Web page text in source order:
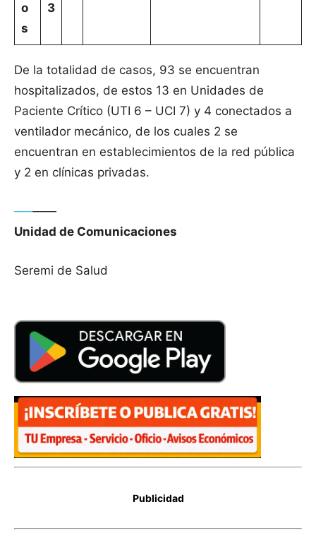
o
s
3
De la totalidad de casos, 93 se encuentran
hospitalizados, de estos 13 en Unidades de
Paciente Crítico (UTI 6 – UCI 7) y 4 conectados a
ventilador mecánico, de los cuales 2 se
encuentran en establecimientos de la red pública
y 2 en clínicas privadas.
—–——
Unidad de Comunicaciones
Seremi de Salud
Publicidad